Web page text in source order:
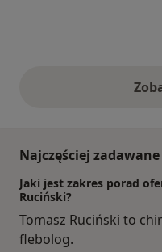
Najczęściej
Jaki jest zakres porad
Ruciński?
Tomasz Ruciński to
flebolog.